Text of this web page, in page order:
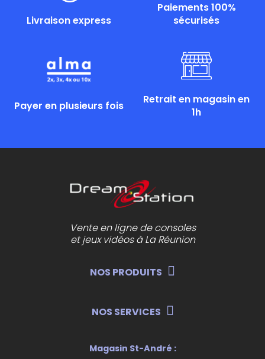
Livraison express
Paiements 100%
sécurisés
Payer en plusieurs fois
Retrait en magasin en
1h
Vente en ligne de consoles
et jeux vidéos à La Réunion
NOS PRODUITS
NOS SERVICES
Magasin St-André :